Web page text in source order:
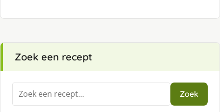
Zoek een recept
Zoeken
naar:
Zoek